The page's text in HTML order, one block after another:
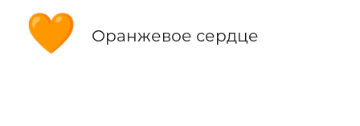
🧡 Оранжевое сердце